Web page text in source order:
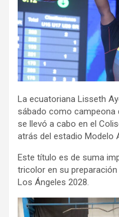
La ecuatoriana Lisseth
sábado como campeona
se llevó a cabo en el
atrás del estadio Modelo
Este título es de suma
tricolor en su
Los Ángeles 2028.